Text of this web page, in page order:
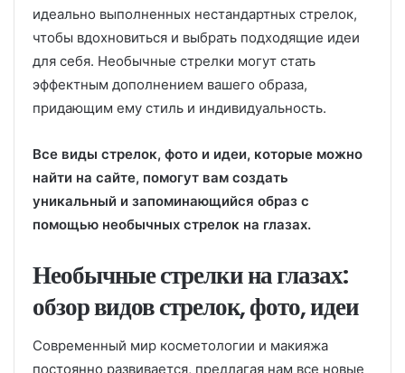
идеально выполненных нестандартных стрелок,
чтобы вдохновиться и выбрать подходящие идеи
для себя. Необычные стрелки могут стать
эффектным дополнением вашего образа,
придающим ему стиль и индивидуальность.
Все виды стрелок, фото и идеи, которые можно
найти на сайте, помогут вам создать
уникальный и запоминающийся образ с
помощью необычных стрелок на глазах.
Необычные стрелки на глазах:
обзор видов стрелок, фото, идеи
Современный мир косметологии и макияжа
постоянно развивается, предлагая нам все новые